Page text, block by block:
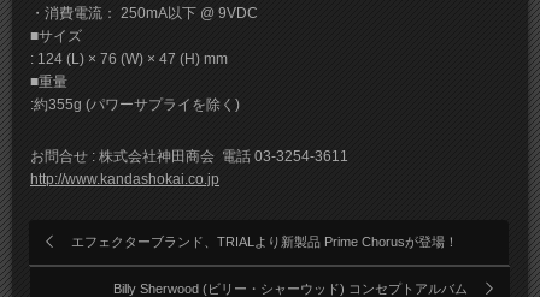
・消費電流： 250mA以下 @ 9VDC
■サイズ
: 124 (L) × 76 (W) × 47 (H) mm
■重量
:約355g (パワーサプライを除く)
お問合せ : 株式会社神田商会 電話 03-3254-3611
http://www.kandashokai.co.jp
エフェクターブランド、TRIALより新製品 Prime Chorusが登場！
Billy Sherwood (ビリー・シャーウッド) コンセプトアルバム